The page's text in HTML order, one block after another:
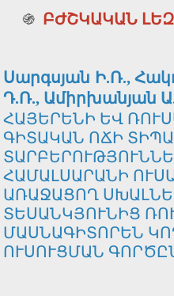
֍ ԲԺՇԿԱԿԱՆ
Սարգսյան Ի.Ռ.,
Դ.Ռ., Ամիրխանյան
ՀԱՅԵՐԵՆԻ ԵՎ
ԳԻՏԱԿԱՆ ՈՃԻ
ՀԱՄԱԼՍԱՐԱՆԻ
ԱՌԱՋԱՑՈՂ
ՏԵՍԱՆԿՅՈՒՆԻՑ
ՄԱՍՆԱԳԻՏՈՐԵՆ
ՈՒՍՈՒՑՄԱՆ